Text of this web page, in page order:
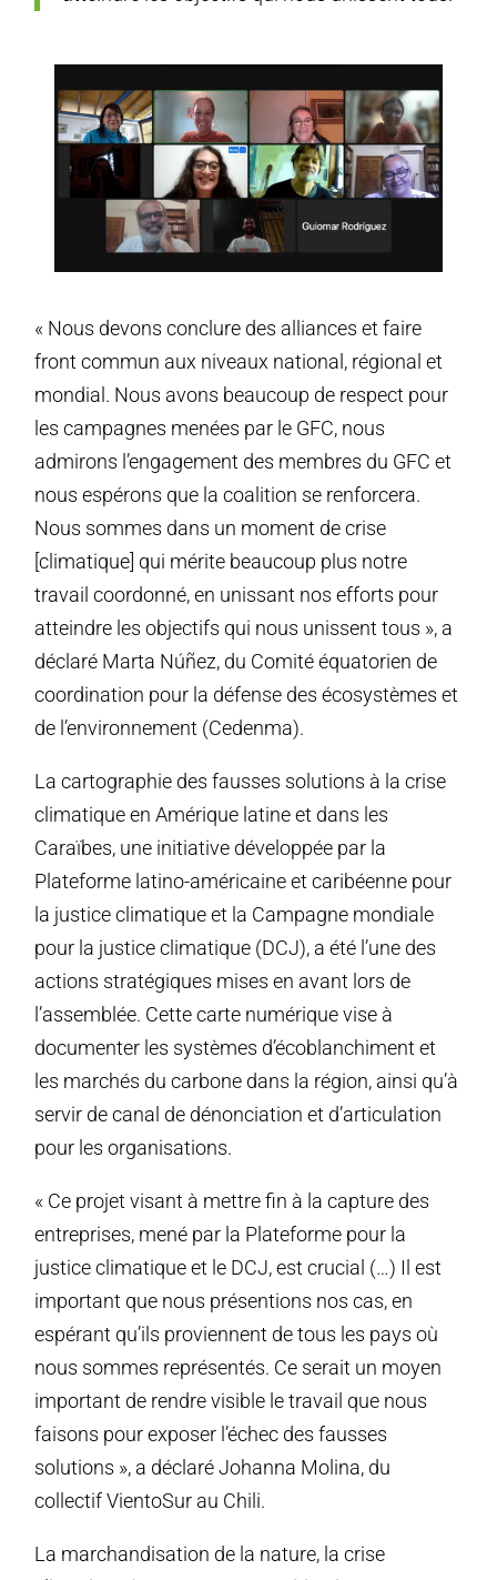
« Nous devons conclure des alliances et faire
front commun aux niveaux national, régional et
mondial. Nous avons beaucoup de respect pour
les campagnes menées par le GFC, nous
admirons l’engagement des membres du GFC et
nous espérons que la coalition se renforcera.
Nous sommes dans un moment de crise
[climatique] qui mérite beaucoup plus notre
travail coordonné, en unissant nos efforts pour
atteindre les objectifs qui nous unissent tous », a
déclaré Marta Núñez, du Comité équatorien de
coordination pour la défense des écosystèmes et
de l’environnement (Cedenma).
La cartographie des fausses solutions à la crise
climatique en Amérique latine et dans les
Caraïbes, une initiative développée par la
Plateforme latino-américaine et caribéenne pour
la justice climatique et la Campagne mondiale
pour la justice climatique (DCJ), a été l’une des
actions stratégiques mises en avant lors de
l’assemblée. Cette carte numérique vise à
documenter les systèmes d’écoblanchiment et
les marchés du carbone dans la région, ainsi qu’à
servir de canal de dénonciation et d’articulation
pour les organisations.
« Ce projet visant à mettre fin à la capture des
entreprises, mené par la Plateforme pour la
justice climatique et le DCJ, est crucial (…) Il est
important que nous présentions nos cas, en
espérant qu’ils proviennent de tous les pays où
nous sommes représentés. Ce serait un moyen
important de rendre visible le travail que nous
faisons pour exposer l’échec des fausses
solutions », a déclaré Johanna Molina, du
collectif VientoSur au Chili.
La marchandisation de la nature, la crise